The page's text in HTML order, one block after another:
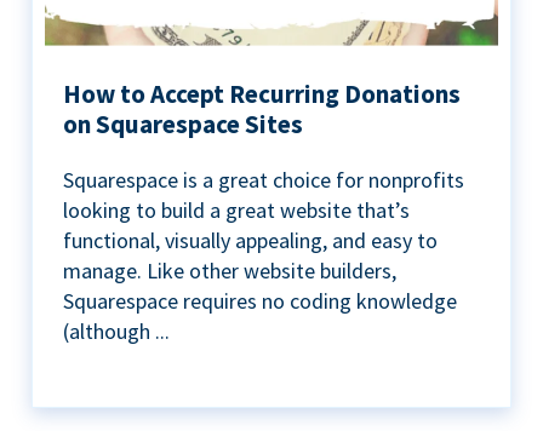
How to Accept Recurring Donations
on Squarespace Sites
Squarespace is a great choice for nonprofits
looking to build a great website that’s
functional, visually appealing, and easy to
manage. Like other website builders,
Squarespace requires no coding knowledge
(although ...